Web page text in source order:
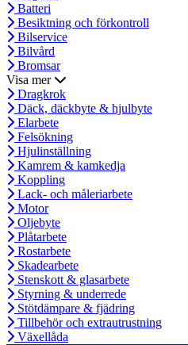
Batteri
Besiktning och förkontroll
Bilservice
Bilvård
Bromsar
Visa mer
Dragkrok
Däck, däckbyte & hjulbyte
Elarbete
Felsökning
Hjulinställning
Kamrem & kamkedja
Koppling
Lack- och måleriarbete
Motor
Oljebyte
Plåtarbete
Rostarbete
Skadearbete
Stenskott & glasarbete
Styrning & underrede
Stötdämpare & fjädring
Tillbehör och extrautrustning
Växellåda